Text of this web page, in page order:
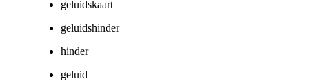
geluidskaart
geluidshinder
hinder
geluid